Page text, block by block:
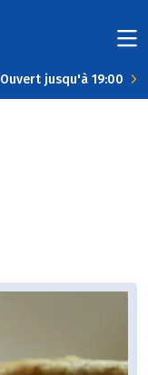
Ouvert jusqu'à 19:00